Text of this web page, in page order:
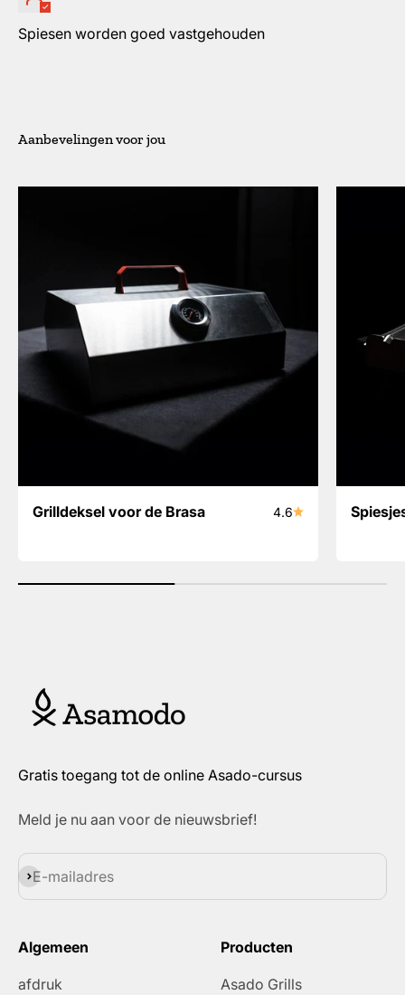
Spiesen worden goed vastgehouden
Grilldeksel voor de Brasa 4.6
Gratis toegang tot de online Asado-cursus
Meld je nu aan voor de nieuwsbrief!
E-mailadres
Abonneren
Algemeen
afdruk
Producten
Asado Grills